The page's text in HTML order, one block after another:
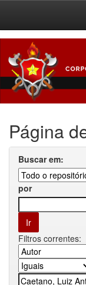
navigation
Página
Buscar em:
por
Filtros correntes: